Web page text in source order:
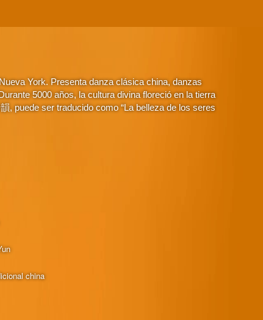
York. Presenta danza clásica china, danzas
5000 años, la cultura divina floreció en la tierra
, puede ser traducido como “La belleza de los seres
china